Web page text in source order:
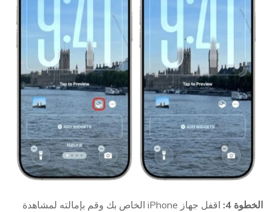
الخطوة 4:
اقفل جهاز iPhone الخاص بك وقم بإمالته لمشاهدة